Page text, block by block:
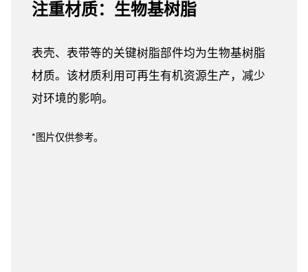
注重材质：生物基树脂
表壳、表带等的关键树脂部件均为生物基树脂
材质。该材质利用可再生有机资源生产，减少
对环境的影响。
*图片仅供参考。